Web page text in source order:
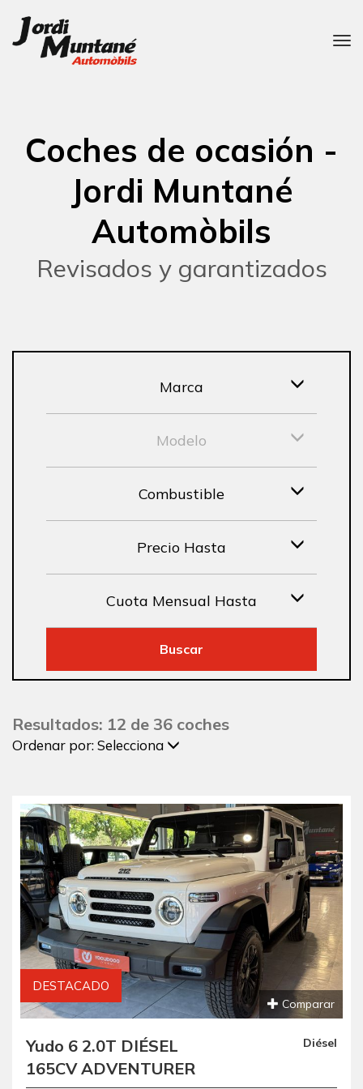
Coches de ocasión -
Jordi Muntané
Automòbils
Revisados y garantizados
Marca
Modelo
Combustible
Precio Hasta
Cuota Mensual Hasta
Buscar
Resultados: 12 de 36 coches
Ordenar por:Selecciona
DESTACADO
Comparar
Yudo 6 2.0T DIÉSEL
165CV ADVENTURER
Diésel